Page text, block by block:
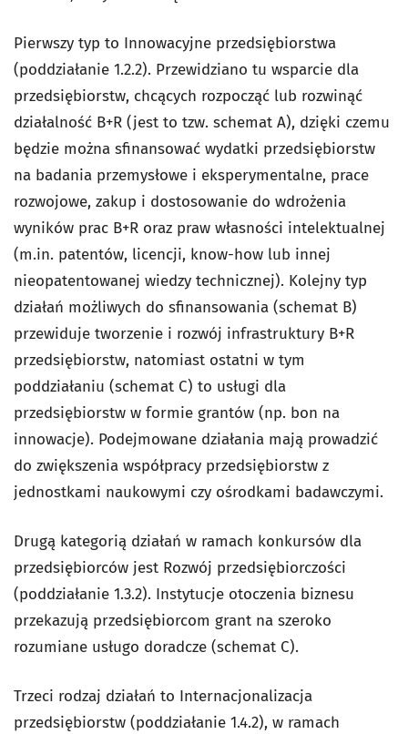
Pierwszy typ to Innowacyjne przedsiębiorstwa
(poddziałanie 1.2.2). Przewidziano tu wsparcie dla
przedsiębiorstw, chcących rozpocząć lub rozwinąć
działalność B+R (jest to tzw. schemat A), dzięki czemu
będzie można sfinansować wydatki przedsiębiorstw
na badania przemysłowe i eksperymentalne, prace
rozwojowe, zakup i dostosowanie do wdrożenia
wyników prac B+R oraz praw własności intelektualnej
(m.in. patentów, licencji, know-how lub innej
nieopatentowanej wiedzy technicznej). Kolejny typ
działań możliwych do sfinansowania (schemat B)
przewiduje tworzenie i rozwój infrastruktury B+R
przedsiębiorstw, natomiast ostatni w tym
poddziałaniu (schemat C) to usługi dla
przedsiębiorstw w formie grantów (np. bon na
innowacje). Podejmowane działania mają prowadzić
do zwiększenia współpracy przedsiębiorstw z
jednostkami naukowymi czy ośrodkami badawczymi.
Drugą kategorią działań w ramach konkursów dla
przedsiębiorców jest Rozwój przedsiębiorczości
(poddziałanie 1.3.2). Instytucje otoczenia biznesu
przekazują przedsiębiorcom grant na szeroko
rozumiane usługo doradcze (schemat C).
Trzeci rodzaj działań to Internacjonalizacja
przedsiębiorstw (poddziałanie 1.4.2), w ramach